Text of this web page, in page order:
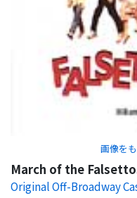
画像を
March of the
Original Off-Broadway